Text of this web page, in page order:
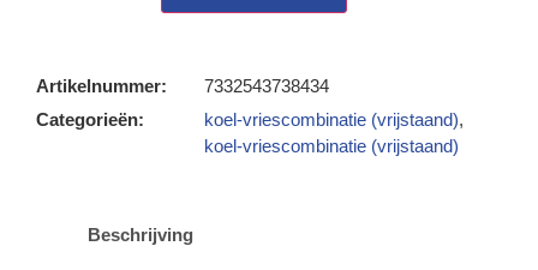
Artikelnummer:
7332543738434
Categorieën:
koel-vriescombinatie (vrijstaand),
koel-vriescombinatie (vrijstaand)
Beschrijving